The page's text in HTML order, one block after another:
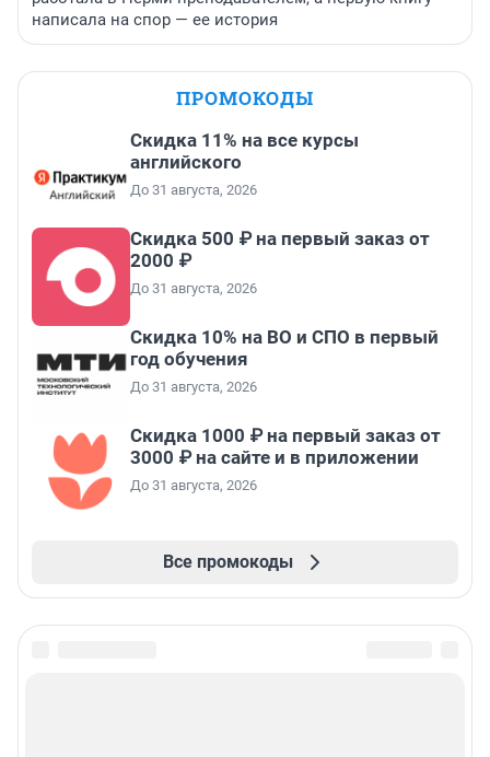
написала на спор — ее история
ПРОМОКОДЫ
Скидка 11% на все курсы
английского
До 31 августа, 2026
Скидка 500 ₽ на первый заказ от
2000 ₽
До 31 августа, 2026
Скидка 10% на ВО и СПО в первый
год обучения
До 31 августа, 2026
Скидка 1000 ₽ на первый заказ от
3000 ₽ на сайте и в приложении
До 31 августа, 2026
Все промокоды